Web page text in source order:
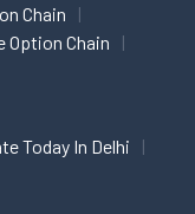
Chain
Option Chain
Today In Delhi